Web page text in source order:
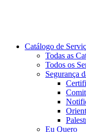
Catálogo de
Todas as
Todos os
Segurança
Eu Quero